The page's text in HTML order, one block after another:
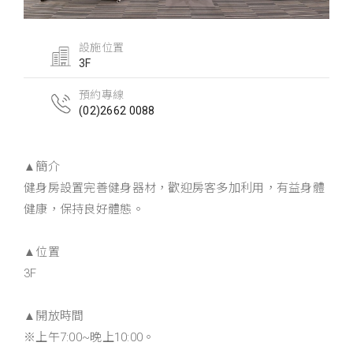
設施位置
3F
預約專線
(02)2662 0088
▲簡介
健身房設置完善健身器材，歡迎房客多加利用，有益身體
健康，保持良好體態。
▲位置
3F
▲開放時間
※上午7:00~晚上10:00。